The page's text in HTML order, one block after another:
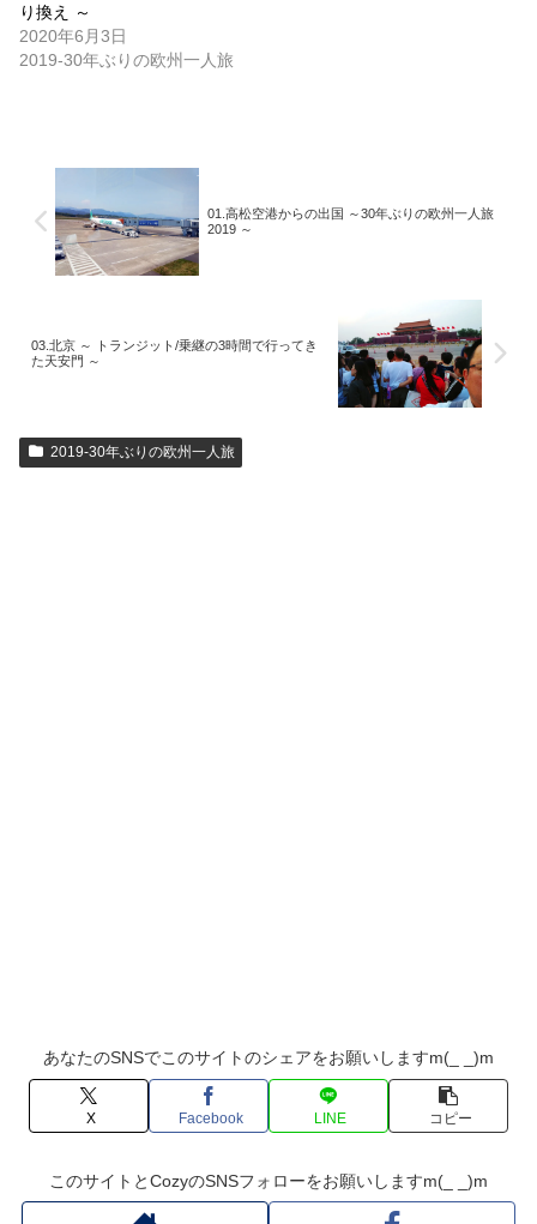
り換え ～
2020年6月3日
2019-30年ぶりの欧州一人旅
01.高松空港からの出国 ～30年ぶりの欧州一人旅
2019 ～
03.北京 ～ トランジット/乗継の3時間で行ってき
た天安門 ～
2019-30年ぶりの欧州一人旅
あなたのSNSでこのサイトのシェアをお願いしますm(_ _)m
X Facebook LINE コピー
このサイトとCozyのSNSフォローをお願いしますm(_ _)m